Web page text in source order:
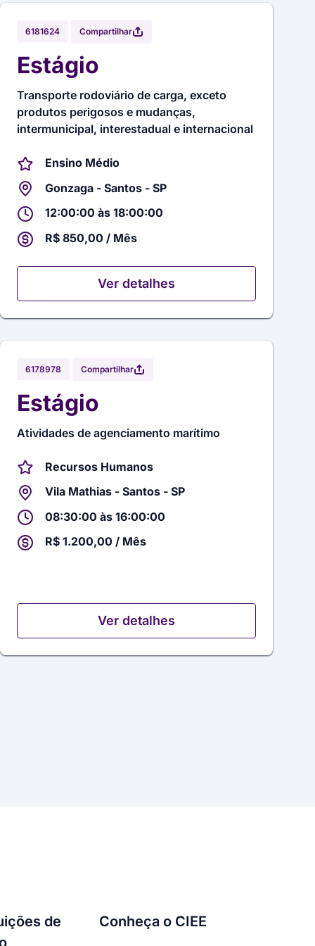
6181624 Compartilhar
Estágio
Transporte rodoviário de carga, exceto
produtos perigosos e mudanças,
intermunicipal, interestadual e internacional
Ensino Médio
Gonzaga - Santos - SP
12:00:00 às 18:00:00
R$ 850,00 / Mês
Ver detalhes
6178978 Compartilhar
Estágio
Atividades de agenciamento marítimo
Recursos Humanos
Vila Mathias - Santos - SP
08:30:00 às 16:00:00
R$ 1.200,00 / Mês
Ver detalhes
de
Conheça o CIEE